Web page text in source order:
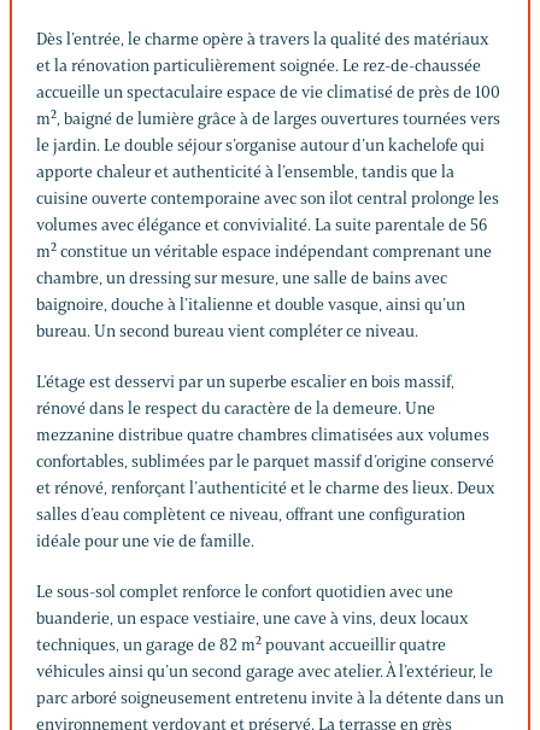
Dès l’entrée, le charme opère à travers la qualité des matériaux
et la rénovation particulièrement soignée. Le rez-de-chaussée
accueille un spectaculaire espace de vie climatisé de près de 100
m², baigné de lumière grâce à de larges ouvertures tournées vers
le jardin. Le double séjour s’organise autour d’un kachelofe qui
apporte chaleur et authenticité à l’ensemble, tandis que la
cuisine ouverte contemporaine avec son ilot central prolonge les
volumes avec élégance et convivialité. La suite parentale de 56
m² constitue un véritable espace indépendant comprenant une
chambre, un dressing sur mesure, une salle de bains avec
baignoire, douche à l’italienne et double vasque, ainsi qu’un
bureau. Un second bureau vient compléter ce niveau.
L’étage est desservi par un superbe escalier en bois massif,
rénové dans le respect du caractère de la demeure. Une
mezzanine distribue quatre chambres climatisées aux volumes
confortables, sublimées par le parquet massif d’origine conservé
et rénové, renforçant l’authenticité et le charme des lieux. Deux
salles d’eau complètent ce niveau, offrant une configuration
idéale pour une vie de famille.
Le sous-sol complet renforce le confort quotidien avec une
buanderie, un espace vestiaire, une cave à vins, deux locaux
techniques, un garage de 82 m² pouvant accueillir quatre
véhicules ainsi qu’un second garage avec atelier. À l’extérieur, le
parc arboré soigneusement entretenu invite à la détente dans un
environnement verdoyant et préservé. La terrasse en grès